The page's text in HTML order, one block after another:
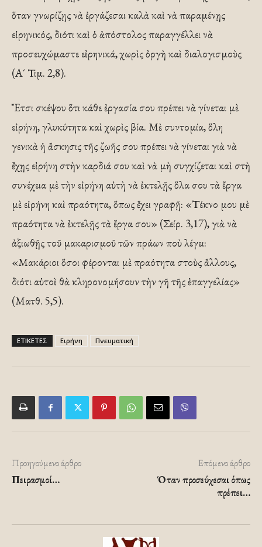
ὅταν γνωρίζῃς νὰ ἐργάζεσαι καλὰ καὶ νὰ παραμένῃς
εἰρηνικός, διότι καὶ ὁ ἀπόστολος παραγγέλλει νὰ
προσευχώμαστε εἰρηνικά, χωρὶς ὀργὴ καὶ διαλογισμοὺς
(Α´ Τιμ. 2,8).
Ἔτσι σκέψου ὅτι κάθε ἐργασία σου πρέπει νὰ γίνεται μὲ
εἰρήνη, γλυκύτητα καὶ χωρὶς βία. Μὲ συντομία, ὅλη
γενικὰ ἡ ἄσκησις τῆς ζωῆς σου πρέπει νὰ γίνεται γιὰ νὰ
ἔχῃς εἰρήνη στὴν καρδιά σου καὶ νὰ μὴ συγχίζεται καὶ στὴ
συνέχεια μὲ τὴν εἰρήνη αὐτὴ νὰ ἐκτελῇς ὅλα σου τὰ ἔργα
μὲ εἰρήνη καὶ πραότητα, ὅπως ἔχει γραφῇ: «Τέκνο μου μὲ
πραότητα νὰ ἐκτελῇς τὰ ἔργα σου» (Σείρ. 3,17), γιὰ νὰ
ἀξιωθῇς τοῦ μακαρισμοῦ τῶν πράων ποὺ λέγει:
«Μακάριοι ὅσοι φέρονται μὲ πραότητα στοὺς ἄλλους,
διότι αὐτοὶ θὰ κληρονομήσουν τὴν γῆ τῆς ἐπαγγελίας»
(Ματθ. 5,5).
ΕΤΙΚΕΤΕΣ Ειρήνη Πνευματική
Προηγούμενο άρθρο
Πειρασμοί…
Επόμενο άρθρο
Όταν προσεύχεσαι όπως
πρέπει…